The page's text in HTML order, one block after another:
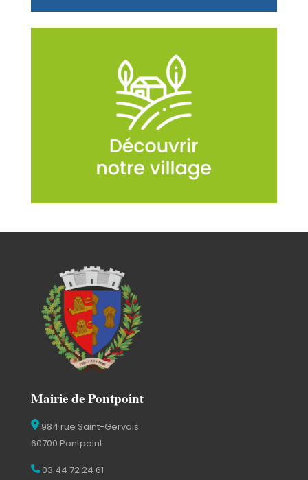
Mairie de Pontpoint
984 rue Saint-Gervais
60700 Pontpoint
03 44 72 24 61